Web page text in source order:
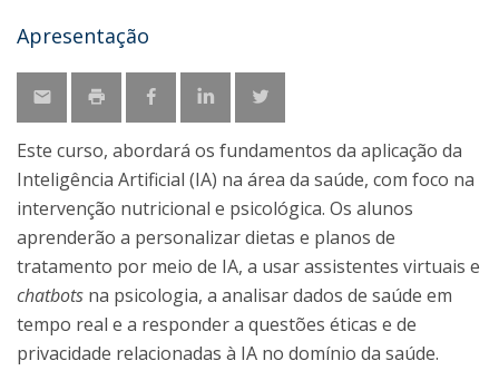
Apresentação
Este curso, abordará os fundamentos da aplicação da
Inteligência Artificial (IA) na área da saúde, com foco na
intervenção nutricional e psicológica. Os alunos
aprenderão a personalizar dietas e planos de
tratamento por meio de IA, a usar assistentes virtuais e
chatbots na psicologia, a analisar dados de saúde em
tempo real e a responder a questões éticas e de
privacidade relacionadas à IA no domínio da saúde.